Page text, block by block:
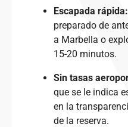
Escapada rápida:
preparado de
a Marbella o
15-20 minutos.
Sin tasas
que se le indica
en la
de la reserva.